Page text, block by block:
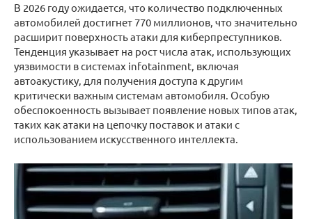
В 2026 году ожидается, что количество подключенных
автомобилей достигнет 770 миллионов, что значительно
расширит поверхность атаки для киберпреступников.
Тенденция указывает на рост числа атак, использующих
уязвимости в системах infotainment, включая
автоакустику, для получения доступа к другим
критически важным системам автомобиля. Особую
обеспокоенность вызывает появление новых типов атак,
таких как атаки на цепочку поставок и атаки с
использованием искусственного интеллекта.